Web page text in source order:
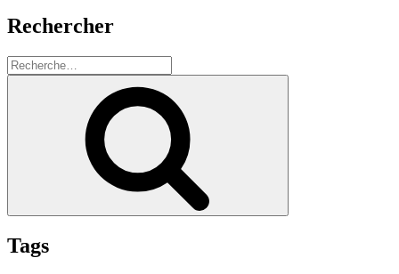
Rechercher
Recherche
pour
Tags